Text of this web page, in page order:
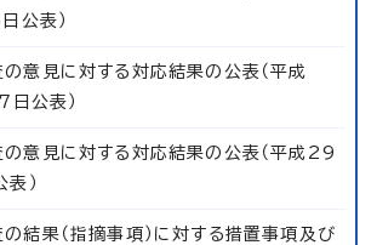
公表）
意見に対する対応結果の公表（平成
公表）
意見に対する対応結果の公表（平成29
）
結果（指摘事項）に対する措置事項及び